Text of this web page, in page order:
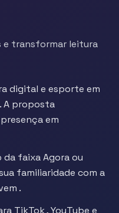
e transformar leitura
digital e esporte em
A proposta
em
da faixa Agora ou
familiaridade com a
.
TikTok , YouTube e